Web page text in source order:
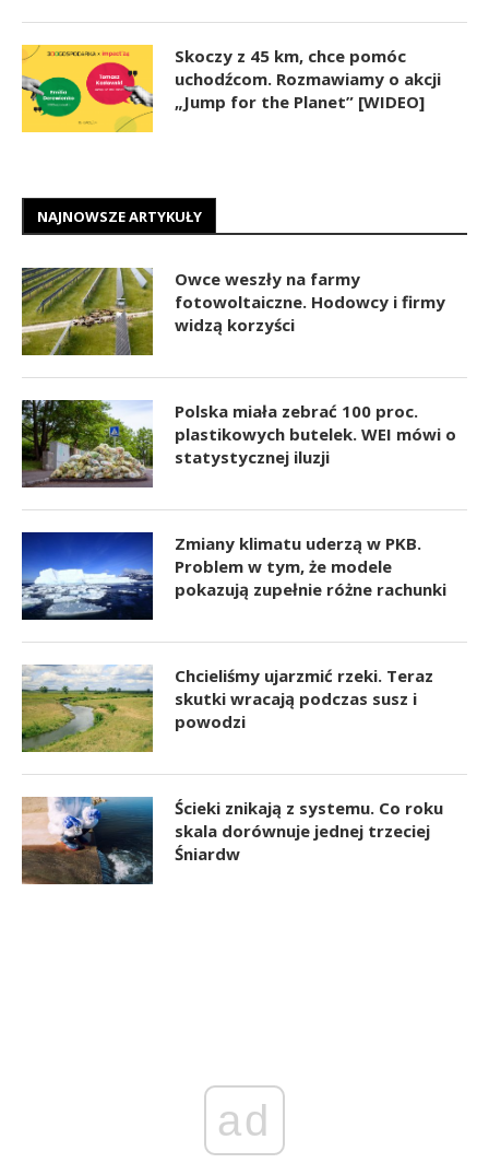
Skoczy z 45 km, chce pomóc
uchodźcom. Rozmawiamy o akcji
„Jump for the Planet” [WIDEO]
NAJNOWSZE ARTYKUŁY
Owce weszły na farmy
fotowoltaiczne. Hodowcy i firmy
widzą korzyści
Polska miała zebrać 100 proc.
plastikowych butelek. WEI mówi o
statystycznej iluzji
Zmiany klimatu uderzą w PKB.
Problem w tym, że modele
pokazują zupełnie różne rachunki
Chcieliśmy ujarzmić rzeki. Teraz
skutki wracają podczas susz i
powodzi
Ścieki znikają z systemu. Co roku
skala dorównuje jednej trzeciej
Śniardw
ad